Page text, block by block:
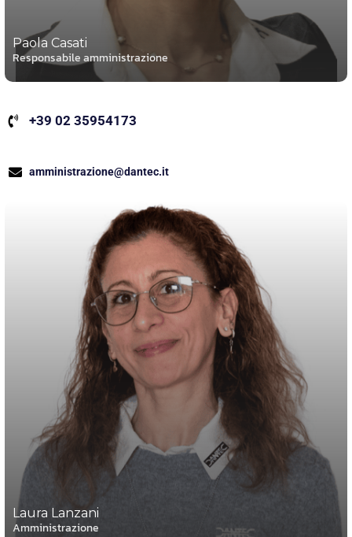
Paola Casati
Responsabile amministrazione
+39 02 35954173
amministrazione@dantec.it
Laura Lanzani
Amministrazione